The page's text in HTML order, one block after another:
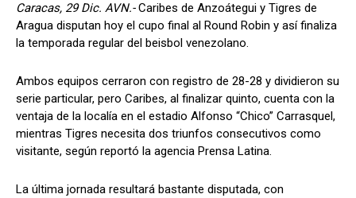
Caracas, 29 Dic. AVN.-Caribes de Anzoátegui y Tigres de
Aragua disputan hoy el cupo final al Round Robin y así finaliza
la temporada regular del beisbol venezolano.
Ambos equipos cerraron con registro de 28-28 y dividieron su
serie particular, pero Caribes, al finalizar quinto, cuenta con la
ventaja de la localía en el estadio Alfonso “Chico” Carrasquel,
mientras Tigres necesita dos triunfos consecutivos como
visitante, según reportó la agencia Prensa Latina.
La última jornada resultará bastante disputada, con